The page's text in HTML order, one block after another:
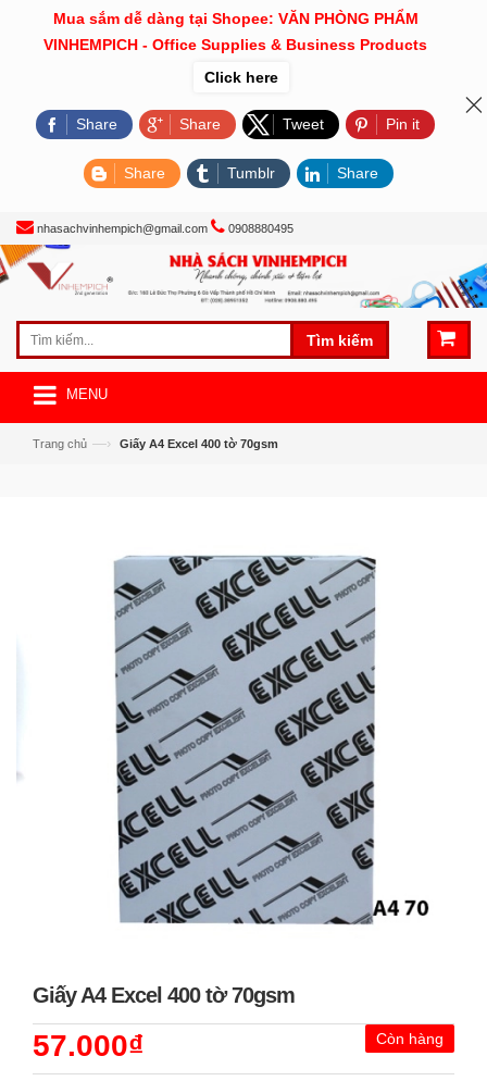
nhasachvinhempich@gmail.com 0908880495
Tìm kiếm
MENU
Trang chủ —› Giấy A4 Excel 400 tờ 70gsm
Giấy A4 Excel 400 tờ 70gsm
Còn hàng
57.000₫
Mua sắm dễ dàng tại Shopee: VĂN PHÒNG PHẨM
VINHEMPICH - Office Supplies & Business Products
Click here
Share Share Tweet Pin it
Share Tumblr Share